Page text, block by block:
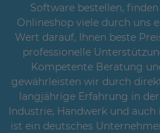
Software bestellen,
Onlineshop viele durch uns
Wert darauf, Ihnen beste
professionelle
Kompetente Beratung
gewährleisten wir durch
langjährige Erfahrung in
Industrie, Handwerk und
ist ein deutsches